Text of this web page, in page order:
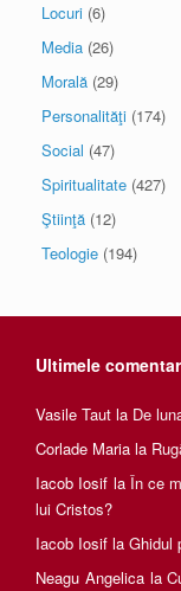
Locuri (6)
Media (26)
Morală (29)
Personalităţi (174)
Social (47)
Spiritualitate (427)
Ştiinţă (12)
Teologie (194)
Ultimele
Vasile Taut la De
Corlade Maria la
Iacob Iosif la În ce
lui Cristos?
Iacob Iosif la Ghidul
Neagu Angelicala